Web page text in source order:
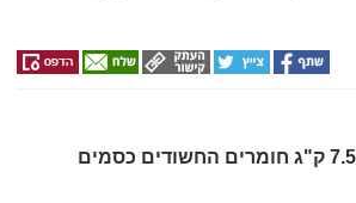
נעצרו שלושה חשודים ונתפסו כ-7.5 ק"ג חומרים החשודים כסמים